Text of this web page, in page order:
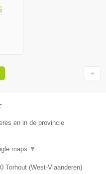
en in de provincie
maps ▼
Torhout (West-Vlaanderen)